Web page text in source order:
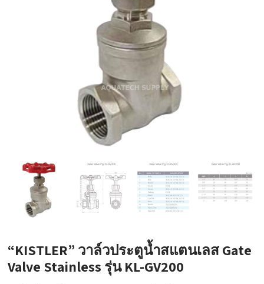
“KISTLER” วาล์วประตูน้ำสแตนเลส Gate
Valve Stainless รุ่น KL-GV200